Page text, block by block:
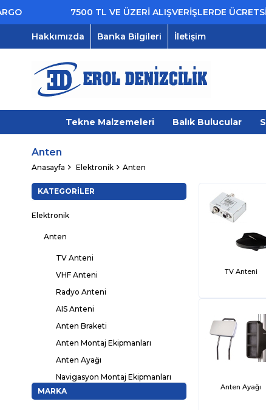
7500 TL VE ÜZERİ ALIŞVERİŞLERDE ÜCRETSİZ KARGO
Hakkımızda Banka Bilgileri İletişim
Tekne Malzemeleri Balık Bulucular
Anten
Anasayfa Elektronik Anten
KATEGORILER
Elektronik
Anten
TV Anteni
VHF Anteni
Radyo Anteni
AIS Anteni
Anten Braketi
Anten Montaj Ekipmanları
Anten Ayağı
Navigasyon Montaj Ekipmanları
Kamera Montaj Ekipmanları
MARKA
TV Anteni
Anten Ayağı